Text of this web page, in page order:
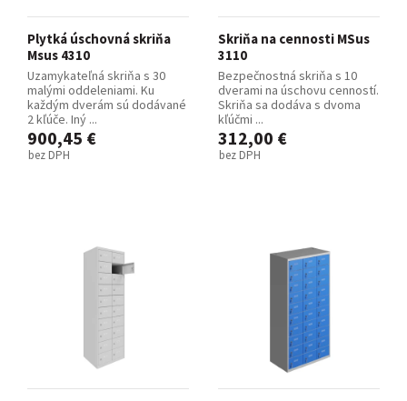
Plytká úschovná skriňa
Msus 4310
Uzamykateľná skriňa s 30
malými oddeleniami. Ku
každým dverám sú dodávané
2 kľúče. Iný ...
900,45 €
bez DPH
Skriňa na cennosti MSus
3110
Bezpečnostná skriňa s 10
dverami na úschovu cenností.
Skriňa sa dodáva s dvoma
kľúčmi ...
312,00 €
bez DPH